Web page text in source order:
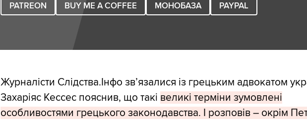
PATREON BUY ME A COFFEE МОНОБАЗА PAYPAL
Журналісти Слідства.Інфо зв’язалися із грецьким адвокатом
Захаріяс Кессес пояснив, що такі великі терміни зумовлені
особливостями грецького законодавства. І розповів – окрім